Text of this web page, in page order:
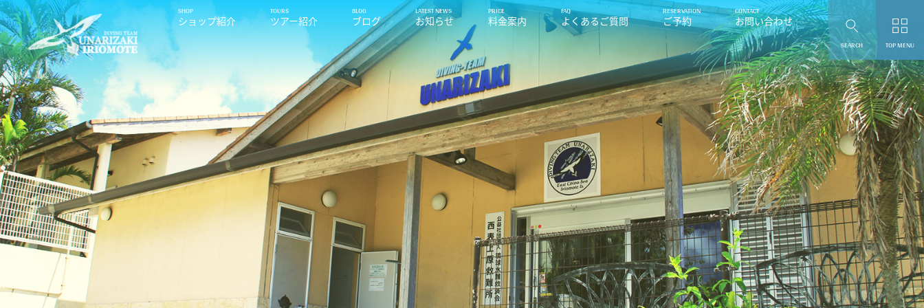
ショップ紹介 ツアー紹介 ブログ お知らせ 料金案内 よくあるご質問 ご予約 お問い合わせ
SEARCH TOP MENU